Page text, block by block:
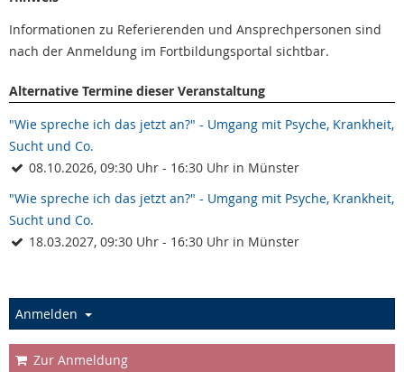
Informationen zu Referierenden und Ansprechpersonen sind
nach der Anmeldung im Fortbildungsportal sichtbar.
Alternative Termine dieser Veranstaltung
"Wie spreche ich das jetzt an?" - Umgang mit Psyche, Krankheit,
Sucht und Co.
08.10.2026, 09:30 Uhr - 16:30 Uhr in Münster
"Wie spreche ich das jetzt an?" - Umgang mit Psyche, Krankheit,
Sucht und Co.
18.03.2027, 09:30 Uhr - 16:30 Uhr in Münster
Anmelden
Zur Anmeldung